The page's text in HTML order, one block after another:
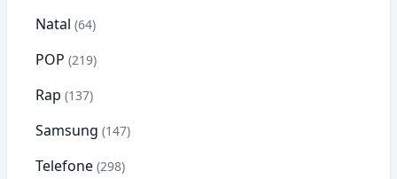
Natal (64)
POP (219)
Rap (137)
Samsung (147)
Telefone (298)